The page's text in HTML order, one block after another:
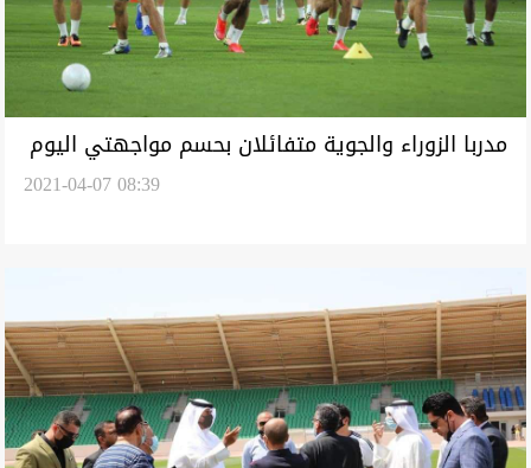
مدربا الزوراء والجوية متفائلان بحسم مواجهتي اليوم
2021-04-07 08:39